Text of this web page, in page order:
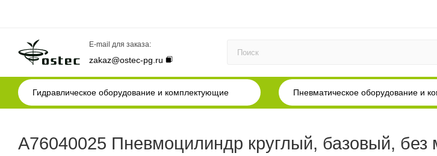
E-mail для заказа:
zakaz@ostec-pg.ru
Гидравлическое оборудование и комплектующие Пневматическое оборудование и
A76040025 Пневмоцилиндр круглый, базовый,